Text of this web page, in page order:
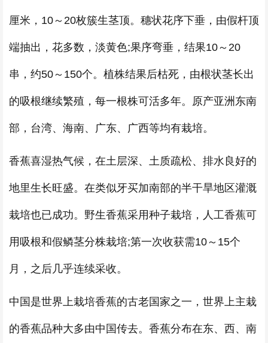
厘米，10～20枚簇生茎顶。穗状花序下垂，由假杆顶
端抽出，花多数，淡黄色;果序弯垂，结果10～20
串，约50～150个。植株结果后枯死，由根状茎长出
的吸根继续繁殖，每一根株可活多年。原产亚洲东南
部，台湾、海南、广东、广西等均有栽培。
香蕉喜湿热气候，在土层深、土质疏松、排水良好的
地里生长旺盛。在类似牙买加南部的半干旱地区灌溉
栽培也已成功。野生香蕉采用种子栽培，人工香蕉可
用吸根和假鳞茎分株栽培;第一次收获需10～15个
月，之后几乎连续采收。
中国是世界上栽培香蕉的古老国家之一，世界上主栽
的香蕉品种大多由中国传去。香蕉分布在东、西、南